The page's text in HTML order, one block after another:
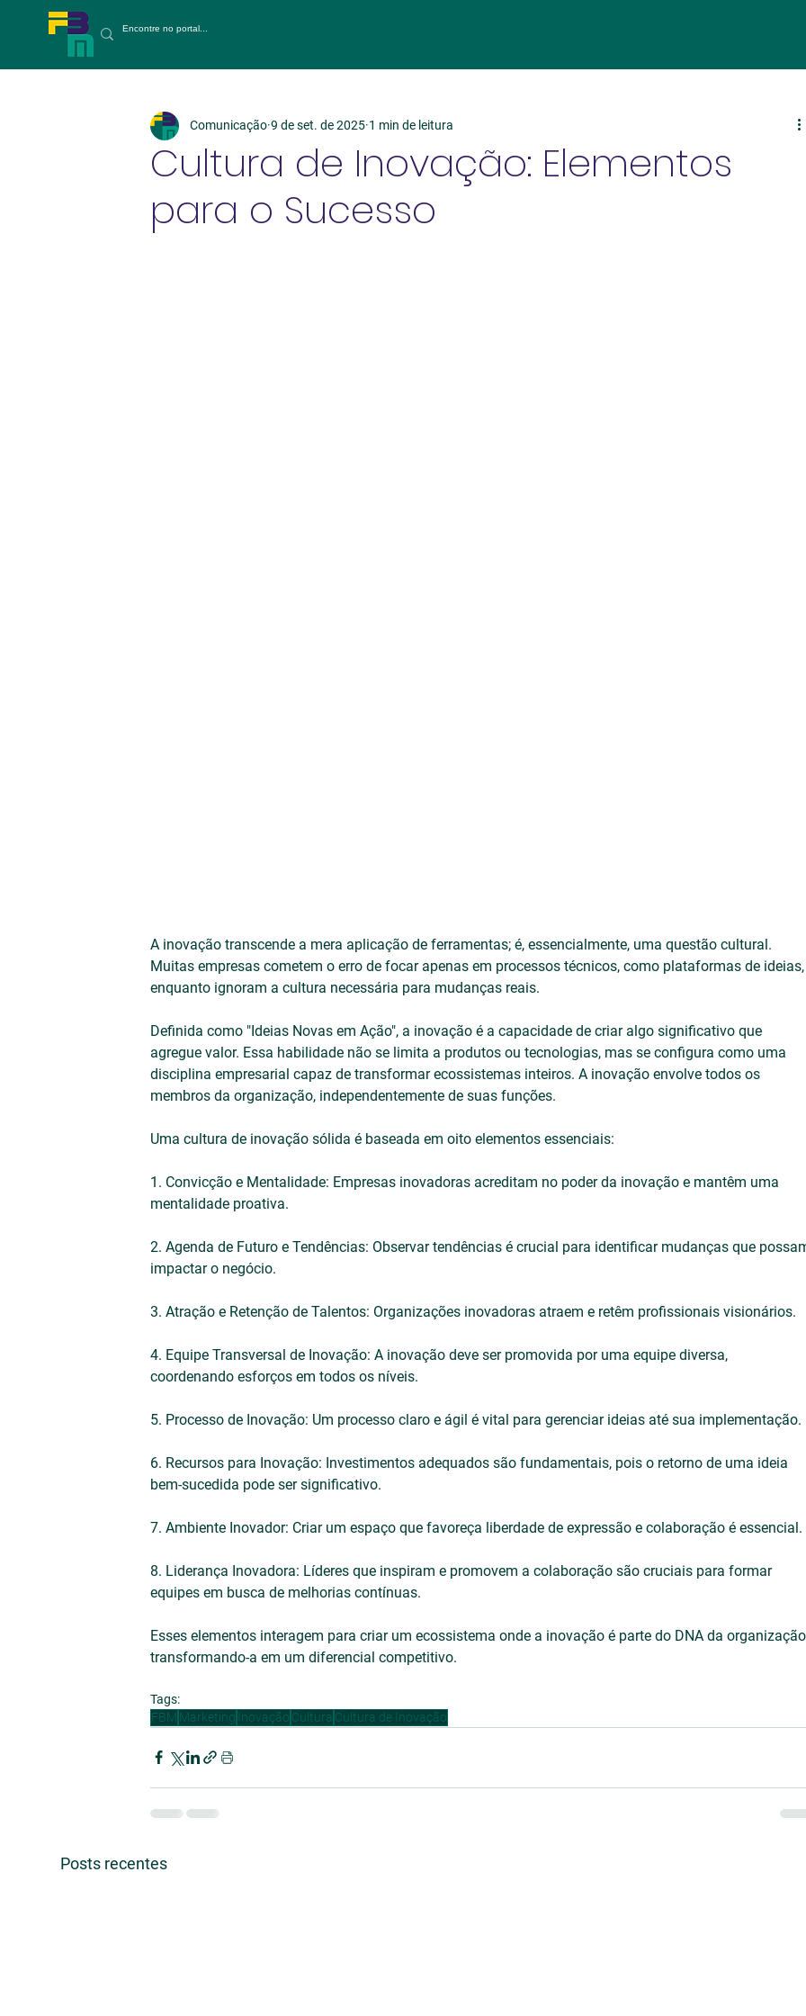
Cultura de Inovação: Elementos
para o Sucesso
Comunicação 9 de set. de 2025 1 min de leitura
A inovação transcende a mera aplicação de ferramentas; é, essencialmente, uma questão cultural.
Muitas empresas cometem o erro de focar apenas em processos técnicos, como plataformas de ideias,
enquanto ignoram a cultura necessária para mudanças reais.
Definida como "Ideias Novas em Ação", a inovação é a capacidade de criar algo significativo que
agregue valor. Essa habilidade não se limita a produtos ou tecnologias, mas se configura como uma
disciplina empresarial capaz de transformar ecossistemas inteiros. A inovação envolve todos os
membros da organização, independentemente de suas funções.
Uma cultura de inovação sólida é baseada em oito elementos essenciais:
1. Convicção e Mentalidade: Empresas inovadoras acreditam no poder da inovação e mantêm uma
mentalidade proativa.
2. Agenda de Futuro e Tendências: Observar tendências é crucial para identificar mudanças que
impactar o negócio.
3. Atração e Retenção de Talentos: Organizações inovadoras atraem e retêm profissionais visionários.
4. Equipe Transversal de Inovação: A inovação deve ser promovida por uma equipe diversa,
coordenando esforços em todos os níveis.
5. Processo de Inovação: Um processo claro e ágil é vital para gerenciar ideias até sua implementação.
6. Recursos para Inovação: Investimentos adequados são fundamentais, pois o retorno de uma ideia
bem-sucedida pode ser significativo.
7. Ambiente Inovador: Criar um espaço que favoreça liberdade de expressão e colaboração é essencial.
8. Liderança Inovadora: Líderes que inspiram e promovem a colaboração são cruciais para formar
equipes em busca de melhorias contínuas.
Esses elementos interagem para criar um ecossistema onde a inovação é parte do DNA da
transformando-a em um diferencial competitivo.
Tags:
FBM Marketing Inovação Cultura Cultura de Inovação
Posts recentes